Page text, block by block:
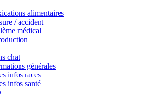
alimentaires
/ accident
médical
chat
générales
infos races
infos santé